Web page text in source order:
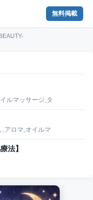
無料掲載
ルマッサージ,タ
,アロマ,オイルマ
法】